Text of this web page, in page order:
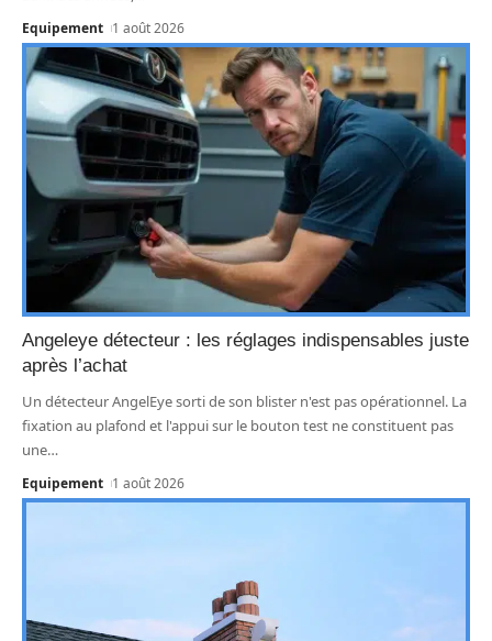
Equipement 1 août 2026
Angeleye détecteur : les réglages indispensables juste
après l’achat
Un détecteur AngelEye sorti de son blister n'est pas opérationnel. La
fixation au plafond et l'appui sur le bouton test ne constituent pas
une…
Equipement 1 août 2026